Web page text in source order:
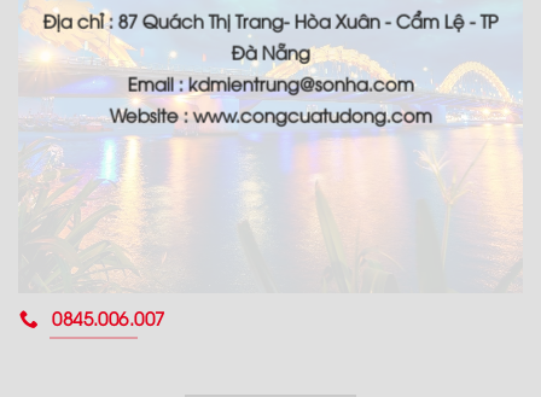
Địa chỉ : 87 Quách Thị Trang- Hòa Xuân - Cẩm Lệ - TP
Đà Nẵng
Email : kdmientrung@sonha.com
Website : www.congcuatudong.com
0845.006.007